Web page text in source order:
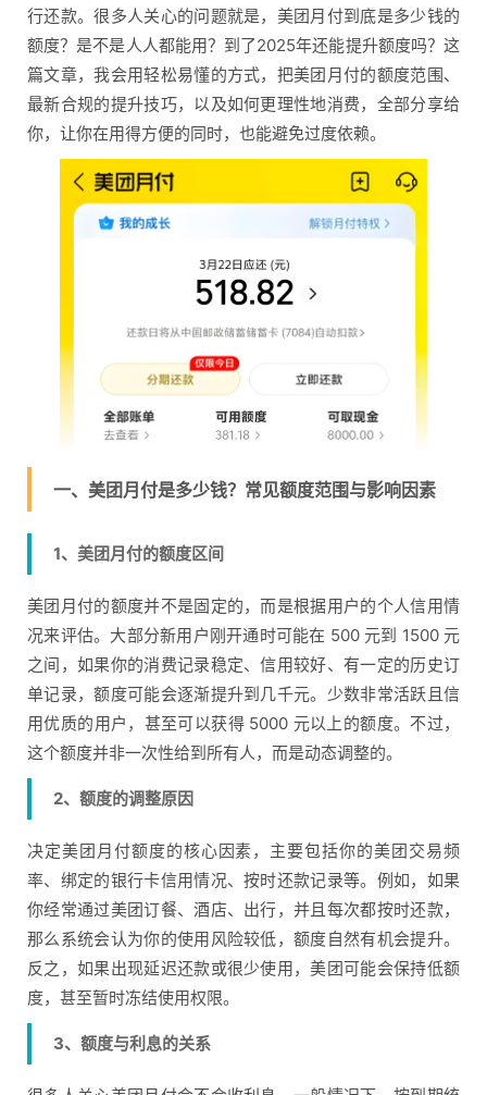
行还款。很多人关心的问题就是，美团月付到底是多少钱的
额度？是不是人人都能用？到了2025年还能提升额度吗？这
篇文章，我会用轻松易懂的方式，把美团月付的额度范围、
最新合规的提升技巧，以及如何更理性地消费，全部分享给
你，让你在用得方便的同时，也能避免过度依赖。
一、美团月付是多少钱？常见额度范围与影响因素
1、美团月付的额度区间
美团月付的额度并不是固定的，而是根据用户的个人信用情
况来评估。大部分新用户刚开通时可能在 500 元到 1500 元
之间，如果你的消费记录稳定、信用较好、有一定的历史订
单记录，额度可能会逐渐提升到几千元。少数非常活跃且信
用优质的用户，甚至可以获得 5000 元以上的额度。不过，
这个额度并非一次性给到所有人，而是动态调整的。
2、额度的调整原因
决定美团月付额度的核心因素，主要包括你的美团交易频
率、绑定的银行卡信用情况、按时还款记录等。例如，如果
你经常通过美团订餐、酒店、出行，并且每次都按时还款，
那么系统会认为你的使用风险较低，额度自然有机会提升。
反之，如果出现延迟还款或很少使用，美团可能会保持低额
度，甚至暂时冻结使用权限。
3、额度与利息的关系